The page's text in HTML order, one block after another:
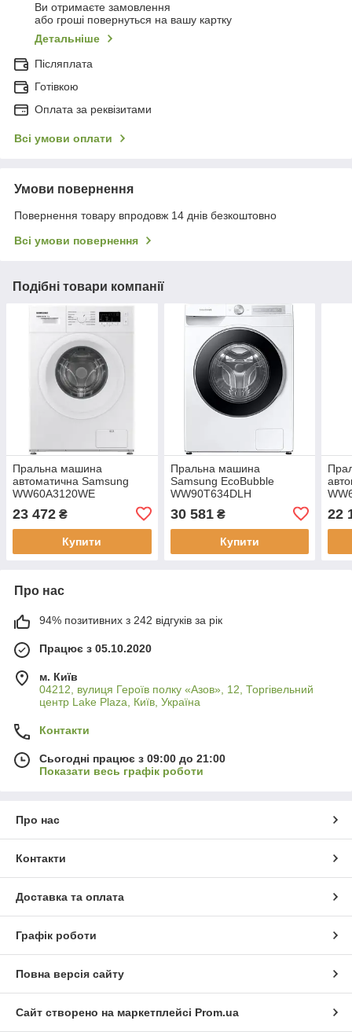
Ви отримаєте замовлення
або гроші повернуться на вашу картку
Детальніше
Післяплата
Готівкою
Оплата за реквізитами
Всі умови оплати
Умови повернення
Повернення товару впродовж 14 днів безкоштовно
Всі умови повернення
Подібні товари компанії
Пральна машина
автоматична Samsung
WW60A3120WE
23 472 ₴
Купити
Пральна машина
Samsung EcoBubble
WW90T634DLH
30 581₴
Купити
22
Про нас
94% позитивних з 242 відгуків за рік
Працює з 05.10.2020
м. Київ
04212, вулиця Героїв полку «Азов», 12, Торгівельний
центр Lake Plaza, Київ, Україна
Контакти
Сьогодні працює з 09:00 до 21:00
Показати весь графік роботи
Про нас
Контакти
Доставка та оплата
Графік роботи
Повна версія сайту
Сайт створено на маркетплейсі Prom.ua